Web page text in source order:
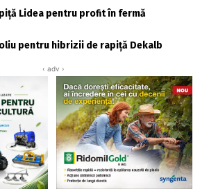
Lidea pentru profit în fermă
pentru hibrizii de rapiță Dekalb
‹ adv ›